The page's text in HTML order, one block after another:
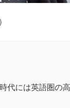
代には英語圏の